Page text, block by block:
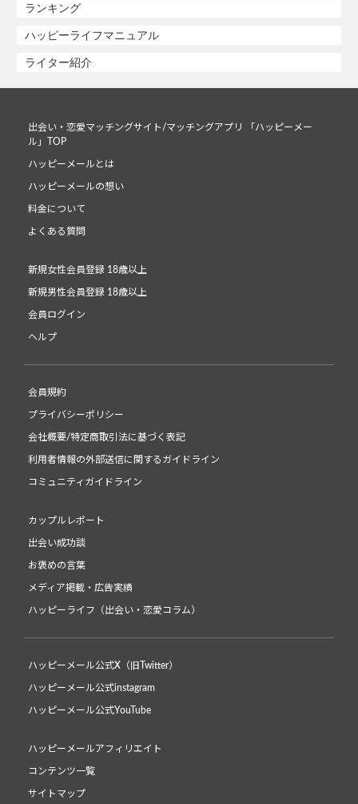
ランキング
ハッピーライフマニュアル
ライター紹介
出会い・恋愛マッチングサイト/マッチングアプリ 「ハッピーメー
ル」TOP
ハッピーメールとは
ハッピーメールの想い
料金について
よくある質問
新規女性会員登録 18歳以上
新規男性会員登録 18歳以上
会員ログイン
ヘルプ
会員規約
プライバシーポリシー
会社概要/特定商取引法に基づく表記
利用者情報の外部送信に関するガイドライン
コミュニティガイドライン
カップルレポート
出会い成功談
お褒めの言葉
メディア掲載・広告実績
ハッピーライフ（出会い・恋愛コラム）
ハッピーメール公式X（旧Twitter）
ハッピーメール公式instagram
ハッピーメール公式YouTube
ハッピーメールアフィリエイト
コンテンツ一覧
サイトマップ